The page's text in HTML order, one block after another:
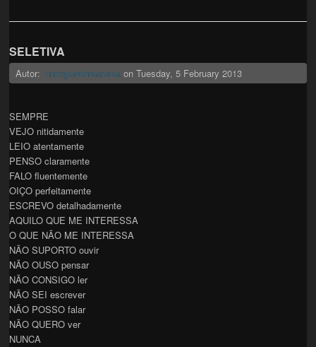
SELETIVA
Autor: mongiardimsaraiva onTuesday, 5 February 2013
SEMPRE
VEJO nitidamente
LEIO atentamente
PENSO claramente
FALO fluentemente
OIÇO perfeitamente
ESCREVO detalhadamente
AQUILO QUE ME INTERESSA
O QUE NÃO ME INTERESSA
NÃO SUPORTO ouvir
NÃO OUSO pensar
NÃO CONSIGO ler
NÃO SEI escrever
NÃO POSSO falar
NÃO QUERO ver
NUNCA